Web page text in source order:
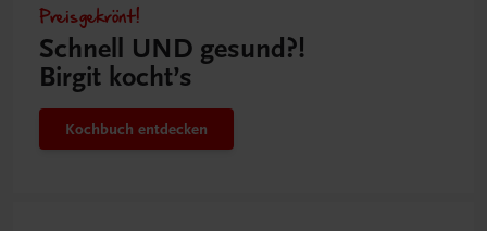
Preisgekrönt!
Schnell UND gesund?!
Birgit kocht’s
Kochbuch entdecken